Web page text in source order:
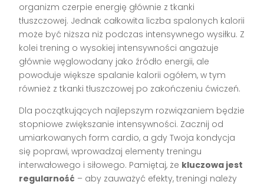
organizm czerpie energię głównie z tkanki
tłuszczowej. Jednak całkowita liczba spalonych kalorii
może być niższa niż podczas intensywnego wysiłku. Z
kolei trening o wysokiej intensywności angażuje
głównie węglowodany jako źródło energii, ale
powoduje większe spalanie kalorii ogółem, w tym
również z tkanki tłuszczowej po zakończeniu ćwiczeń.
Dla początkujących najlepszym rozwiązaniem będzie
stopniowe zwiększanie intensywności. Zacznij od
umiarkowanych form cardio, a gdy Twoja kondycja
się poprawi, wprowadzaj elementy treningu
interwałowego i siłowego. Pamiętaj, że kluczowa jest
regularność – aby zauważyć efekty, treningi należy